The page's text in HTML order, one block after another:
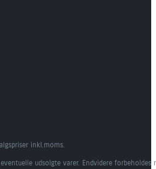
inkl.moms.
udsolgte varer. Endvidere